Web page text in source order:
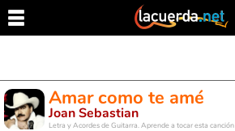
Amar como te amé
Joan Sebastian
Letra y Acordes de Guitarra. Aprende a tocar esta canción